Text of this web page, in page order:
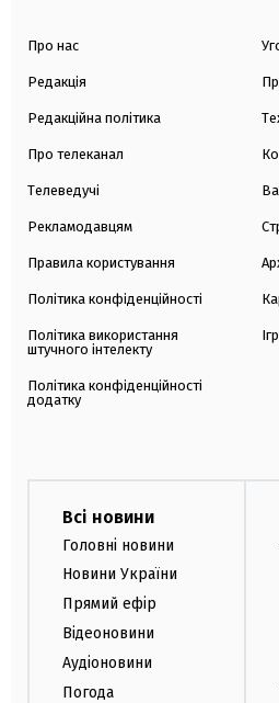
Про нас
Редакція
Редакційна політика
Про телеканал
Телеведучі
Рекламодавцям
Правила користування
Політика конфіденційності
Політика використання
штучного інтелекту
Політика конфіденційності
додатку
Всі новини
Головні новини
Новини України
Прямий ефір
Відеоновини
Аудіоновини
Погода